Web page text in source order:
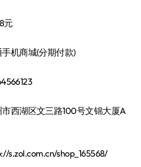
元
手机商城(分期付款)
市西湖区文三路100号文锦大厦A
s.zol.com.cn/shop_165568/